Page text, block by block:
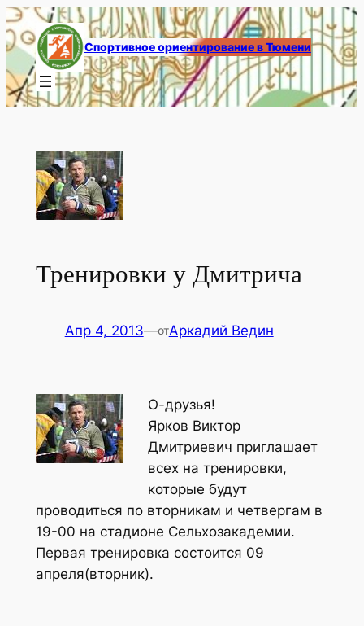
Перейти
к
содержимому
Спортивное ориентирование в Тюмени
Тренировки у Дмитрича
Апр 4, 2013—отАркадий Ведин
О-друзья!
Ярков Виктор
Дмитриевич приглашает
всех на тренировки,
которые будут
проводиться по вторникам и четвергам в
19-00 на стадионе Сельхозакадемии.
Первая тренировка состоится 09
апреля(вторник).